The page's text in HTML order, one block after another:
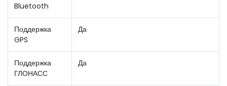
Bluetooth
Поддержка
GPS
Да
Поддержка
ГЛОНАСС
Да